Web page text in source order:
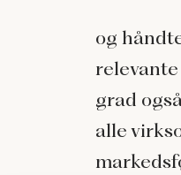
og
grad
alle